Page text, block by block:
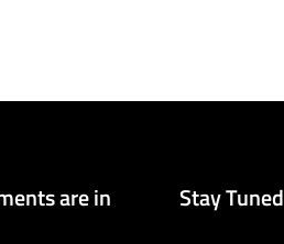
Stay Tuned
are in